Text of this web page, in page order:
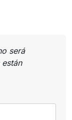
será